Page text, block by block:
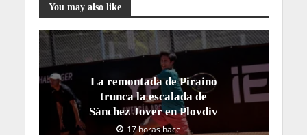
You may also like
La remontada de Piraino
trunca la escalada de
Sánchez Jover en Plovdiv
17 horas hace